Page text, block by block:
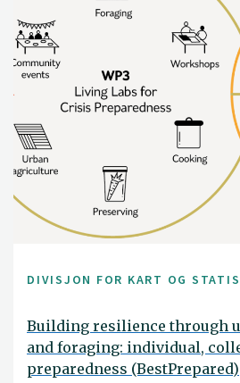
DIVISJON FOR KART OG
Building resilience through
and foraging: individual,
preparedness (BestPrepared)